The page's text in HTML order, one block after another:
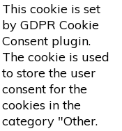
This cookie is set
by GDPR Cookie
Consent plugin.
The cookie is used
to store the user
consent for the
cookies in the
category "Other.